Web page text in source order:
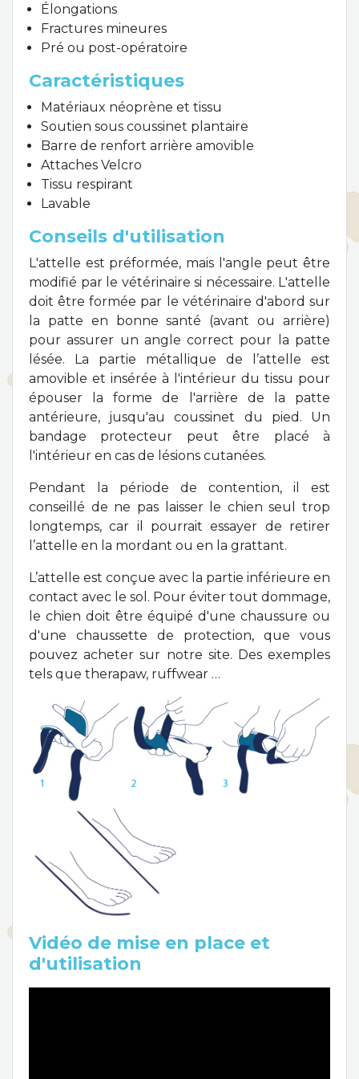
Élongations
Fractures mineures
Pré ou post-opératoire
Caractéristiques
Matériaux néoprène et tissu
Soutien sous coussinet plantaire
Barre de renfort arrière amovible
Attaches Velcro
Tissu respirant
Lavable
Conseils d'utilisation
L'attelle est préformée, mais l'angle peut être
modifié par le vétérinaire si nécessaire. L'attelle
doit être formée par le vétérinaire d'abord sur
la patte en bonne santé (avant ou arrière)
pour assurer un angle correct pour la patte
lésée. La partie métallique de l’attelle est
amovible et insérée à l'intérieur du tissu pour
épouser la forme de l'arrière de la patte
antérieure, jusqu'au coussinet du pied. Un
bandage protecteur peut être placé à
l'intérieur en cas de lésions cutanées.
Pendant la période de contention, il est
conseillé de ne pas laisser le chien seul trop
longtemps, car il pourrait essayer de retirer
l’attelle en la mordant ou en la grattant.
L’attelle est conçue avec la partie inférieure en
contact avec le sol. Pour éviter tout dommage,
le chien doit être équipé d'une chaussure ou
d'une chaussette de protection, que vous
pouvez acheter sur notre site. Des exemples
tels que therapaw, ruffwear …
Vidéo de mise en place et
d'utilisation